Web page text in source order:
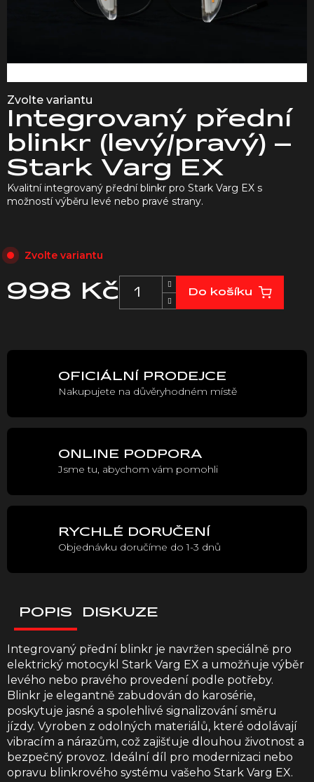
Zvolte variantu
Integrovaný přední
blinkr (levý/pravý) –
Stark Varg EX
998 Kč
cena:
Zvolte variantu
Do košíku
Kvalitní integrovaný přední blinkr pro Stark Varg EX s
možností výběru levé nebo pravé strany.
OFICIÁLNÍ PRODEJCE
Nakupujete na důvěryhodném místě
ONLINE PODPORA
Jsme tu, abychom vám pomohli
RYCHLÉ DORUČENÍ
Objednávku doručíme do 1-3 dnů
POPIS DISKUZE
Integrovaný přední blinkr je navržen speciálně pro
elektrický motocykl Stark Varg EX a umožňuje výběr
levého nebo pravého provedení podle potřeby.
Blinkr je elegantně zabudován do karosérie,
poskytuje jasné a spolehlivé signalizování směru
jízdy. Vyroben z odolných materiálů, které odolávají
vibracím a nárazům, což zajišťuje dlouhou životnost a
bezpečný provoz. Ideální díl pro modernizaci nebo
opravu blinkrového systému vašeho Stark Varg EX.